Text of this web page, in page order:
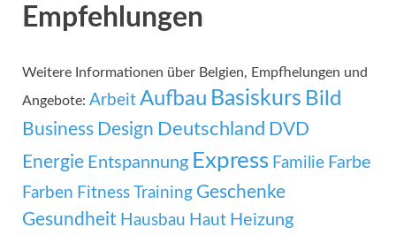
Empfehlungen
Weitere Informationen über Belgien, Empfhelungen und
Angebote: Arbeit Aufbau Basiskurs Bild
Business Design Deutschland DVD
Energie Entspannung Express Familie Farbe
Farben Fitness Training Geschenke
Gesundheit Hausbau Haut Heizung